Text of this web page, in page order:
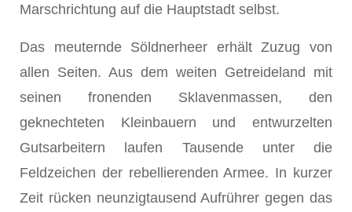
Marschrichtung auf die Hauptstadt selbst.
Das meuternde Söldnerheer erhält Zuzug von
allen Seiten. Aus dem weiten Getreideland mit
seinen fronenden Sklavenmassen, den
geknechteten Kleinbauern und entwurzelten
Gutsarbeitern laufen Tausende unter die
Feldzeichen der rebellierenden Armee. In kurzer
Zeit rücken neunzigtausend Aufrührer gegen das